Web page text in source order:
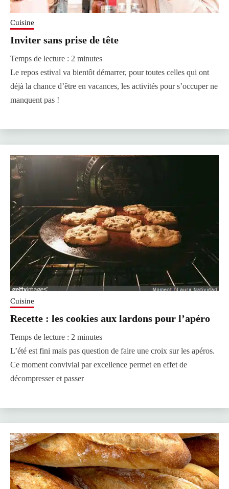
Cuisine
Inviter sans prise de tête
Temps de lecture : 2 minutes
Le repos estival va bientôt démarrer, pour toutes celles qui ont
déjà la chance d’être en vacances, les activités pour s’occuper ne
manquent pas !
Cuisine
Recette : les cookies aux lardons pour l’apéro
Temps de lecture : 2 minutes
L’été est fini mais pas question de faire une croix sur les apéros.
Ce moment convivial par excellence permet en effet de
décompresser et passer